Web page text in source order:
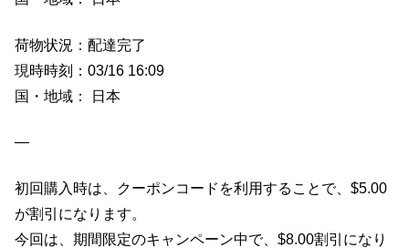
荷物状況：配達完了
現時時刻：03/16 16:09
国・地域： 日本
—
初回購入時は、クーポンコードを利用することで、$5.00
が割引になります。
今回は、期間限定のキャンペーン中で、$8.00割引になり